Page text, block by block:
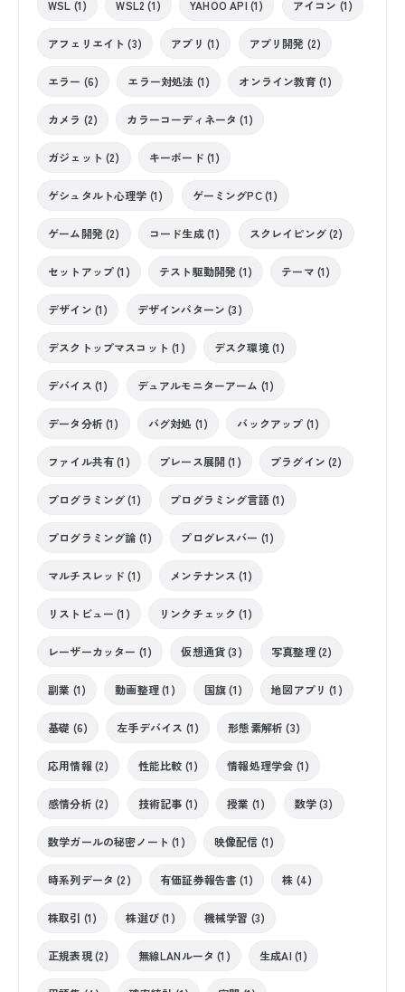
WSL (1) WSL2 (1) YAHOO API (1) アイコン (1)
アフェリエイト (3) アプリ (1) アプリ開発 (2)
エラー (6) エラー対処法 (1) オンライン教育 (1)
カメラ (2) カラーコーディネータ (1)
ガジェット (2) キーボード (1)
ゲシュタルト心理学 (1) ゲーミングPC (1)
ゲーム開発 (2) コード生成 (1) スクレイピング (2)
セットアップ (1) テスト駆動開発 (1) テーマ (1)
デザイン (1) デザインパターン (3)
デスクトップマスコット (1) デスク環境 (1)
デバイス (1) デュアルモニターアーム (1)
データ分析 (1) バグ対処 (1) バックアップ (1)
ファイル共有 (1) ブレース展開 (1) プラグイン (2)
プログラミング (1) プログラミング言語 (1)
プログラミング論 (1) プログレスバー (1)
マルチスレッド (1) メンテナンス (1)
リストビュー (1) リンクチェック (1)
レーザーカッター (1) 仮想通貨 (3) 写真整理 (2)
副業 (1) 動画整理 (1) 国旗 (1) 地図アプリ (1)
基礎 (6) 左手デバイス (1) 形態素解析 (3)
応用情報 (2) 性能比較 (1) 情報処理学会 (1)
感情分析 (2) 技術記事 (1) 授業 (1) 数学 (3)
数学ガールの秘密ノート (1) 映像配信 (1)
時系列データ (2) 有価証券報告書 (1) 株 (4)
株取引 (1) 株選び (1) 機械学習 (3)
正規表現 (2) 無線LANルータ (1) 生成AI (1)